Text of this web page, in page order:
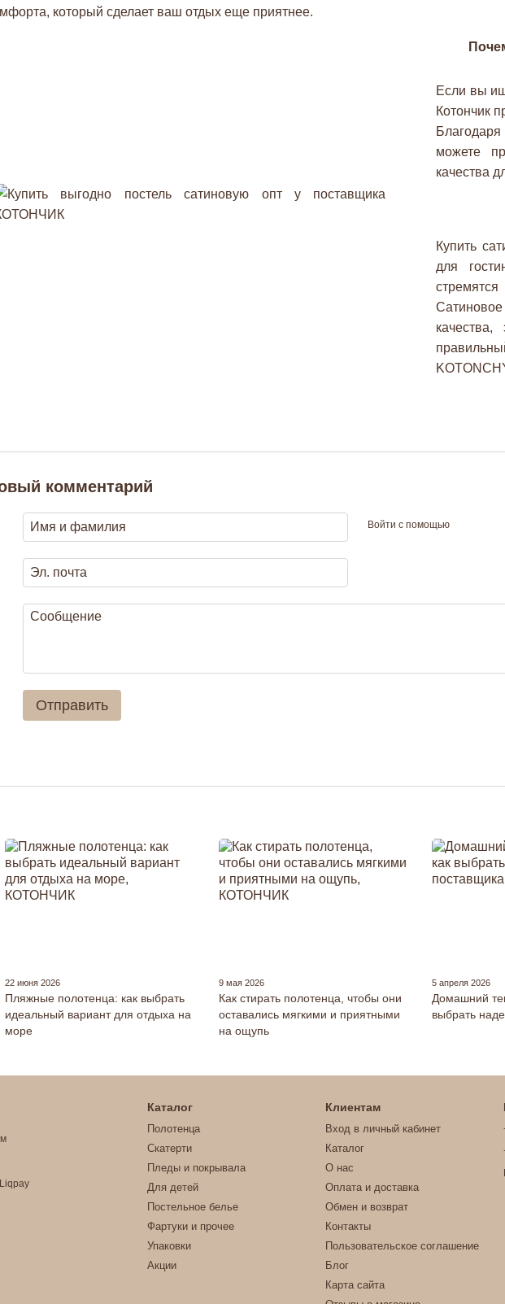
который сделает ваш отдых еще приятнее.
Если вы
Котончик
можете
качества
Купить
для
комментарий
Войти с помощью
Отправить
22 июня 2026
Пляжные полотенца: как выбрать
идеальный вариант для отдыха на
море
9 мая 2026
Как стирать полотенца, чтобы они
оставались мягкими и приятными
на ощупь
5 апреля 2026
Домашний
выбрать
Каталог
Полотенца
Скатерти
Пледы и покрывала
Для детей
Постельное белье
Фартуки и прочее
Упаковки
Акции
Клиентам
Вход в личный кабинет
Каталог
О нас
Оплата и доставка
Обмен и возврат
Контакты
Пользовательское соглашение
Блог
Карта сайта